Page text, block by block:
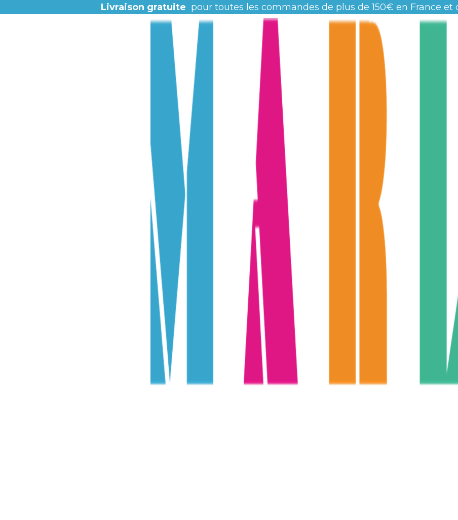
Livraison gratuite pour toutes les commandes de plus de 150€ en France et